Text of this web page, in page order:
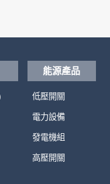
能源產品
低壓開關
電力設備
發電機組
高壓開關